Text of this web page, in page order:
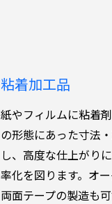
粘着加工品
紙やフィルムに粘着
の形態にあった寸法
し、高度な仕上がり
率化を図ります。オ
両面テープの製造も可